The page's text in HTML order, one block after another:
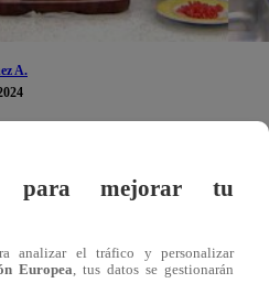
A.
La Súper Revancha
que le había asegurado
para mejorar tu
analizar el tráfico y personalizar
Europea, tus datos se gestionarán